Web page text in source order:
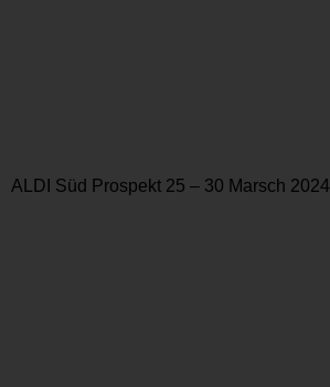
ALDI Süd Prospekt 25 – 30 Marsch 2024